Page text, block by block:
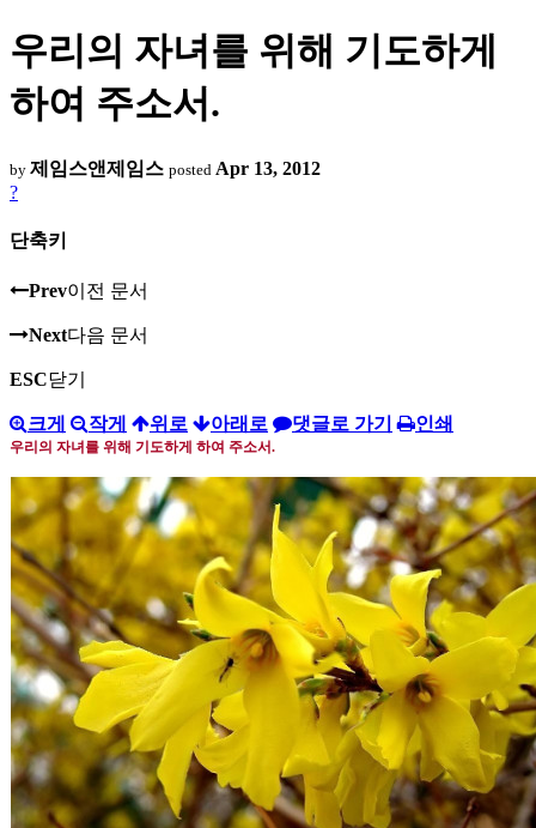
우리의 자녀를 위해 기도하게
하여 주소서.
by 제임스앤제임스 posted Apr 13, 2012
?
단축키
Prev이전 문서
Next다음 문서
ESC닫기
크게 작게 위로 아래로 댓글로 가기 인쇄
우리의 자녀를 위해 기도하게 하여 주소서.